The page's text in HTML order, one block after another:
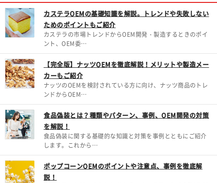
カステラOEMの基礎知識を解説。トレンドや失敗しない
ためのポイントもご紹介
カステラの市場トレンドからOEM開発・製造するときのポイ
ント、OEM委…
【完全版】ナッツOEMを徹底解説！メリットや製造メー
カーもご紹介
ナッツのOEMを検討されている方に向け、ナッツ商品のトレ
ンドからOEM…
食品偽装とは？種類やパターン、事例、OEM開発の対策
を解説！
食品偽装に関する基礎的な知識と対策を事例とともにご紹介
します。これから…
ポップコーンOEMのポイントや注意点、事例を徹底解
説！